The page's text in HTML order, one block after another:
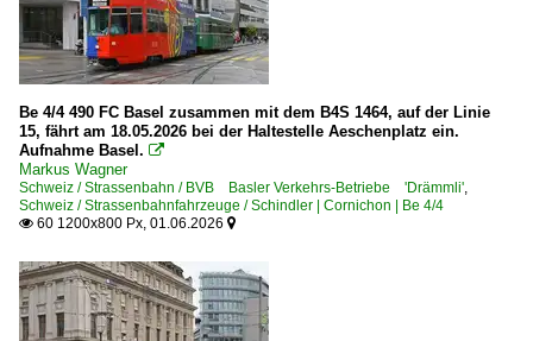
Be 4/4 490 FC Basel zusammen mit dem B4S 1464, auf der Linie
15, fährt am 18.05.2026 bei der Haltestelle Aeschenplatz ein.
Aufnahme Basel. 
Markus Wagner
Schweiz / Strassenbahn / BVB Basler Verkehrs-Betriebe 'Drämmli',
Schweiz / Strassenbahnfahrzeuge / Schindler | Cornichon | Be 4/4
 60 1200x800 Px, 01.06.2026 